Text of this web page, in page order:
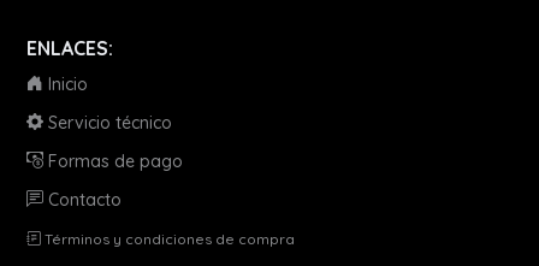
ENLACES:
Inicio
Servicio técnico
Formas de pago
Contacto
Términos y condiciones de compra